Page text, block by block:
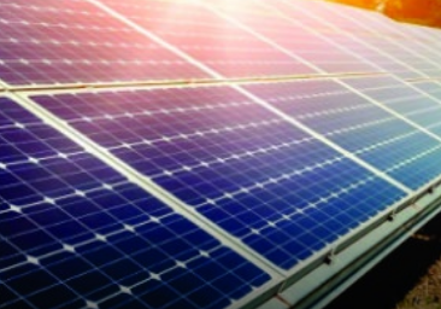
Maicii Domnului” în Parohia Șieu: Aproape
Mare, vizitat de numeroși turiști din țară
inaugurat Stadionul „23 August” din Baia
energetică la Școala Generală din
BAVAREZE PE CÂMPIA TINERETULUI